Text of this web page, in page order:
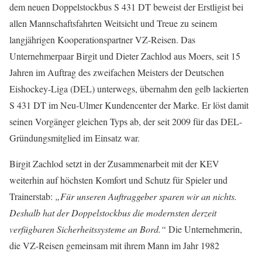
dem neuen Doppelstockbus S 431 DT beweist der Erstligist bei
allen Mannschaftsfahrten Weitsicht und Treue zu seinem
langjährigen Kooperationspartner VZ-Reisen. Das
Unternehmerpaar Birgit und Dieter Zachlod aus Moers, seit 15
Jahren im Auftrag des zweifachen Meisters der Deutschen
Eishockey-Liga (DEL) unterwegs, übernahm den gelb lackierten
S 431 DT im Neu-Ulmer Kundencenter der Marke. Er löst damit
seinen Vorgänger gleichen Typs ab, der seit 2009 für das DEL-
Gründungsmitglied im Einsatz war.
Birgit Zachlod setzt in der Zusammenarbeit mit der KEV
weiterhin auf höchsten Komfort und Schutz für Spieler und
Trainerstab: „Für unseren Auftraggeber sparen wir an nichts.
Deshalb hat der Doppelstockbus die modernsten derzeit
verfügbaren Sicherheitssysteme an Bord.“ Die Unternehmerin,
die VZ-Reisen gemeinsam mit ihrem Mann im Jahr 1982